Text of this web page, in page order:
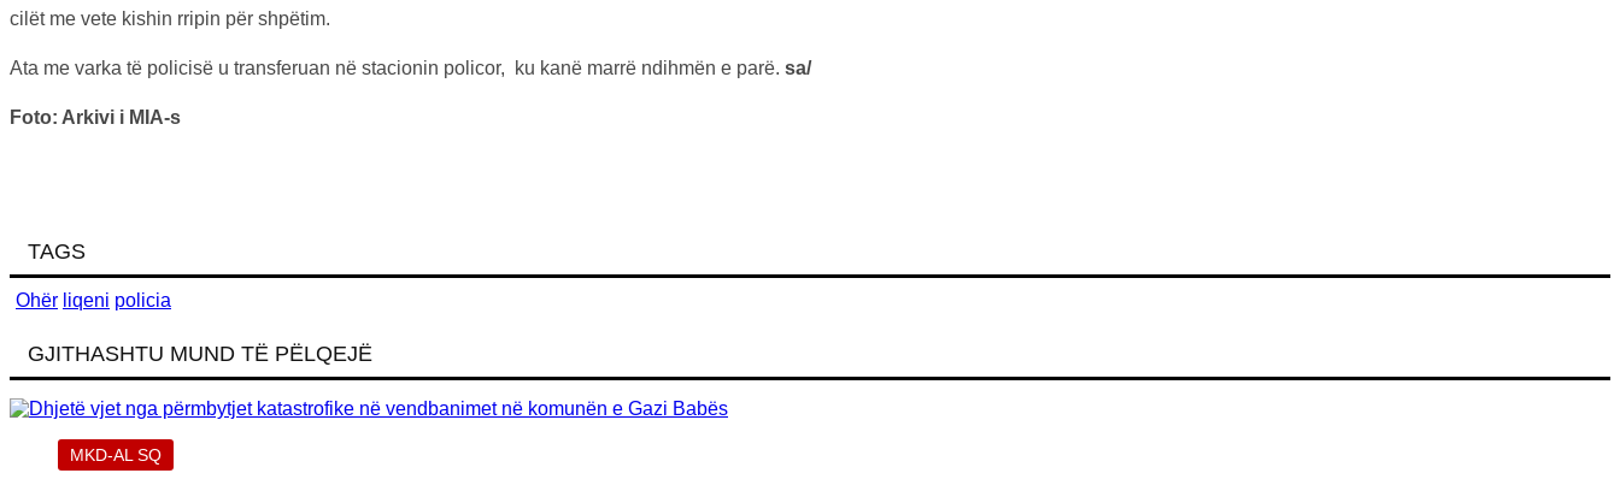
cilët me vete kishin rripin për shpëtim.
Ata me varka të policisë u transferuan në stacionin policor, ku kanë marrë ndihmën e parë. sa/
Foto: Arkivi i MIA-s
TAGS
Ohër liqeni policia
GJITHASHTU MUND TË PËLQEJË
MKD-AL SQ